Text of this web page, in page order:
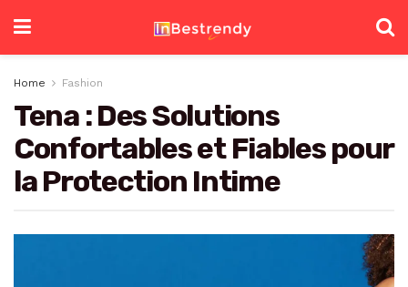
Home Fashion
Tena : Des Solutions
Confortables et Fiables pour
la Protection Intime